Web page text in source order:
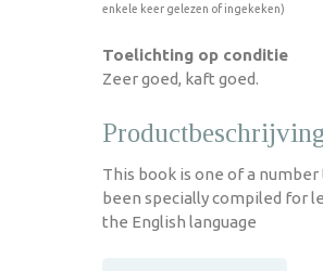
enkele keer gelezen of ingekeken)
Toelichting op conditie
Zeer goed, kaft goed.
This book is one of a
been specially compiled for
the English language